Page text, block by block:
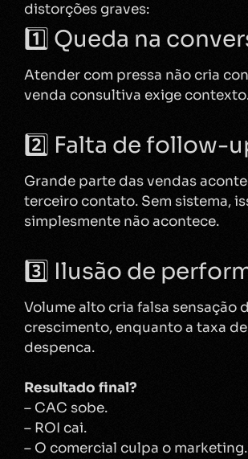
distorções graves:
1️⃣ Queda na
Atender com pressa não cria
venda consultiva exige
2️⃣ Falta de follow-
Grande parte das vendas
terceiro contato. Sem sistema,
simplesmente não acontece.
3️⃣ Ilusão de
Volume alto cria falsa sensação
crescimento, enquanto a taxa
despenca.
Resultado final?
– CAC sobe.
– ROI cai.
– O comercial culpa o marketing.